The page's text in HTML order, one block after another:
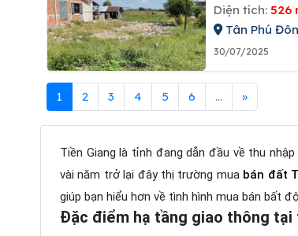
Diện tích: 526
Tân Phú
30/07/2025
1 2 3 4 5 6 ... »
Tiền Giang là tỉnh đang dẫn đầu về thu
vài năm trở lại đây thị trường mua bán đất
giúp bạn hiểu hơn về tình hình mua bán bất
Đặc điểm hạ tầng giao thông tại